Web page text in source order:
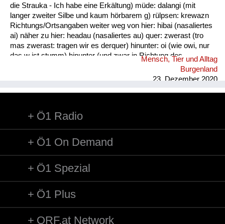
die Strauka - Ich habe eine Erkältung) müde: dalangi (mit
langer zweiter Silbe und kaum hörbarem g) rülpsen: krewazn
Richtungs/Ortsangaben weiter weg von hier: hibai (nasaliertes
ai) näher zu hier: headau (nasaliertes au) quer: zwerast (tro
mas zwerast: tragen wir es derquer) hinunter: oi (wie owi, nur
das w ist stumm) hinunter (und zwar in Richtung des
Sprechers): oana (kim oana - komm herunter, und zwar zu
mir) weg: dui (kais dui - wirf es weg) werfen: kai (nasaliertes
Mensch, Tier und Alltag
Burgenland
23. Dezember 2020
Ö1 Radio
Ö1 On Demand
Ö1 Spezial
Ö1 Plus
ORF.at Network